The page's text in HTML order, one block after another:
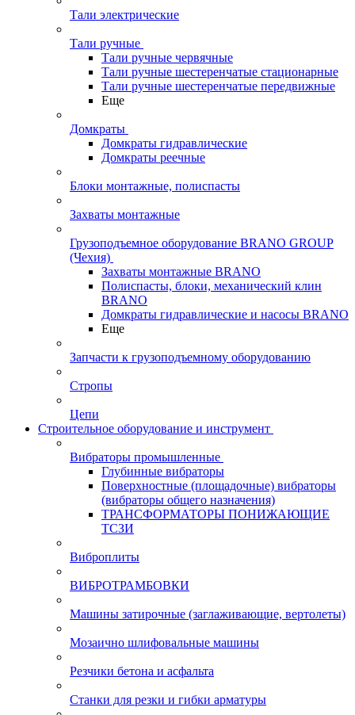
Тали электрические
Тали ручные
Тали ручные червячные
Тали ручные шестеренчатые стационарные
Тали ручные шестеренчатые передвижные
Еще
Домкраты
Домкраты гидравлические
Домкраты реечные
Блоки монтажные, полиспасты
Захваты монтажные
Грузоподъемное оборудование BRANO GROUP
(Чехия)
Захваты монтажные BRANO
Полиспасты, блоки, механический клин
BRANO
Домкраты гидравлические и насосы BRANO
Еще
Запчасти к грузоподъемному оборудованию
Стропы
Цепи
Строительное оборудование и инструмент
Вибраторы промышленные
Глубинные вибраторы
Поверхностные (площадочные) вибраторы
(вибраторы общего назначения)
ТРАНСФОРМАТОРЫ ПОНИЖАЮЩИЕ
ТСЗИ
Виброплиты
ВИБРОТРАМБОВКИ
Машины затирочные (заглаживающие, вертолеты)
Мозаично шлифовальные машины
Резчики бетона и асфальта
Станки для резки и гибки арматуры